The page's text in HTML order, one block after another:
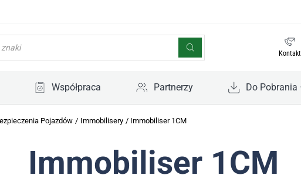
Kontakt
Współpraca Partnerzy Do Pobrania
Pojazdów / Immobilisery / Immobiliser 1CM
Immobiliser 1CM